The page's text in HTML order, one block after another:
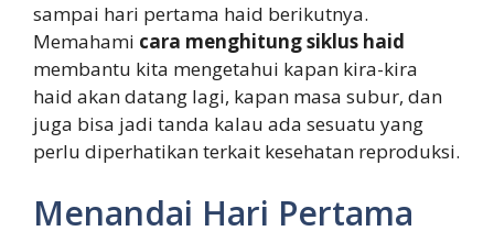
sampai hari pertama haid berikutnya.
Memahami cara menghitung siklus haid
membantu kita mengetahui kapan kira-kira
haid akan datang lagi, kapan masa subur, dan
juga bisa jadi tanda kalau ada sesuatu yang
perlu diperhatikan terkait kesehatan reproduksi.
Menandai Hari Pertama